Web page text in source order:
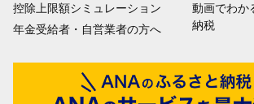
控除上限額シミュレーション
年金受給者・自営業者の方へ
動画でわか
納税